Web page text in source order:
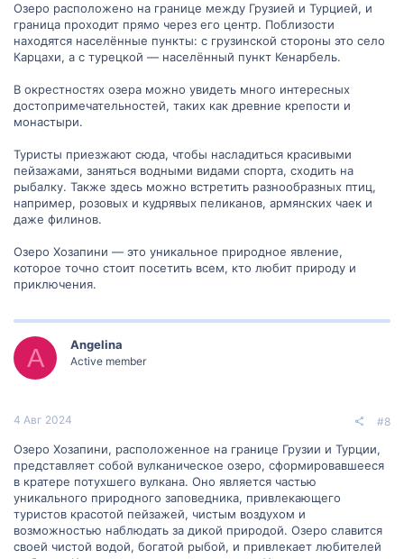
Озеро расположено на границе между Грузией и Турцией, и
граница проходит прямо через его центр. Поблизости
находятся населённые пункты: с грузинской стороны это село
Карцахи, а с турецкой — населённый пункт Кенарбель.
В окрестностях озера можно увидеть много интересных
достопримечательностей, таких как древние крепости и
монастыри.
Туристы приезжают сюда, чтобы насладиться красивыми
пейзажами, заняться водными видами спорта, сходить на
рыбалку. Также здесь можно встретить разнообразных птиц,
например, розовых и кудрявых пеликанов, армянских чаек и
даже филинов.
Озеро Хозапини — это уникальное природное явление,
которое точно стоит посетить всем, кто любит природу и
приключения.
A Angelina
Active member
4 Авг 2024 #8
Озеро Хозапини, расположенное на границе Грузии и Турции,
представляет собой вулканическое озеро, сформировавшееся
в кратере потухшего вулкана. Оно является частью
уникального природного заповедника, привлекающего
туристов красотой пейзажей, чистым воздухом и
возможностью наблюдать за дикой природой. Озеро славится
своей чистой водой, богатой рыбой, и привлекает любителей